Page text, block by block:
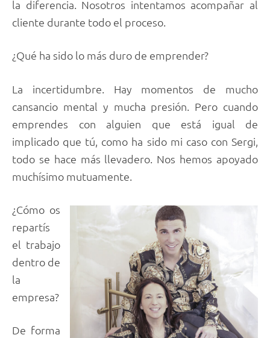
la diferencia. Nosotros intentamos acompañar al
cliente durante todo el proceso.
¿Qué ha sido lo más duro de emprender?
La incertidumbre. Hay momentos de mucho
cansancio mental y mucha presión. Pero cuando
emprendes con alguien que está igual de
implicado que tú, como ha sido mi caso con Sergi,
todo se hace más llevadero. Nos hemos apoyado
muchísimo mutuamente.
¿Cómo os
repartís
el trabajo
dentro de
la
empresa?
De forma